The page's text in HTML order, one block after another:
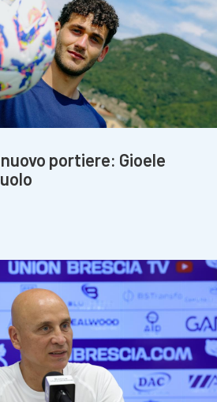
portiere: Gioele